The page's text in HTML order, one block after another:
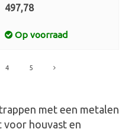
497,78
Op voorraad
4 5
met een metalen
voor houvast en